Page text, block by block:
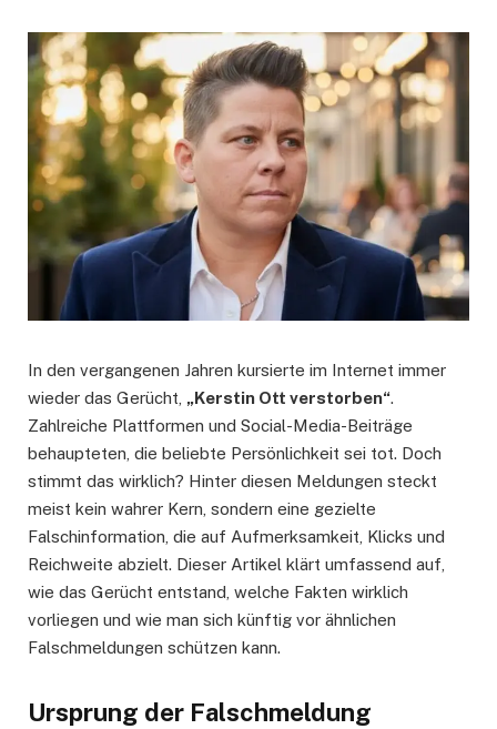
In den vergangenen Jahren kursierte im Internet immer
wieder das Gerücht, „Kerstin Ott verstorben“.
Zahlreiche Plattformen und Social-Media-Beiträge
behaupteten, die beliebte Persönlichkeit sei tot. Doch
stimmt das wirklich? Hinter diesen Meldungen steckt
meist kein wahrer Kern, sondern eine gezielte
Falschinformation, die auf Aufmerksamkeit, Klicks und
Reichweite abzielt. Dieser Artikel klärt umfassend auf,
wie das Gerücht entstand, welche Fakten wirklich
vorliegen und wie man sich künftig vor ähnlichen
Falschmeldungen schützen kann.
Ursprung der Falschmeldung